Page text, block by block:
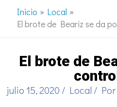
Inicio
Local
El brote de Beariz se da
El brote de
julio 15, 2020 / Local / Por